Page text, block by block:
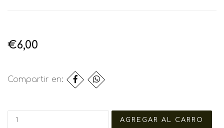
€6,00
Compartir en: